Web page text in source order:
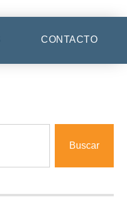
CONTACTO
Buscar